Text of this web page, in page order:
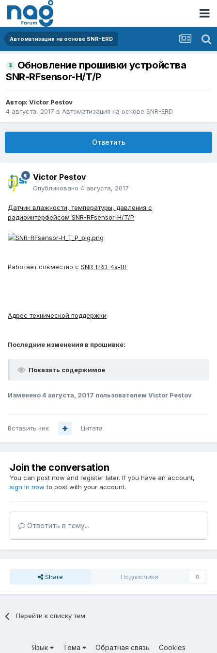
Автоматизация на основе SNR-ERD
Обновление прошивки устройства
SNR-RFsensor-H/T/P
Автор: Victor Pestov
4 августа, 2017 в Автоматизация на основе SNR-ERD
Ответить
Victor Pestov
Опубликовано 4 августа, 2017
Датчик влажности, температуры, давления с
радиоинтерфейсом SNR-RFsensor-H/T/P
Работает совместно с SNR-ERD-4s-RF
Адрес технической поддержки
Последние изменения в прошивке:
Показать содержимое
Изменено4 августа, 2017 пользователем Victor Pestov
Вставить ник Цитата
Join the conversation
You can post now and register later. If you have an account,
sign in now to post with your account.
Ответить в тему...
Share Подписчики 0
Перейти к списку тем
Язык Тема Обратная связь Cookies